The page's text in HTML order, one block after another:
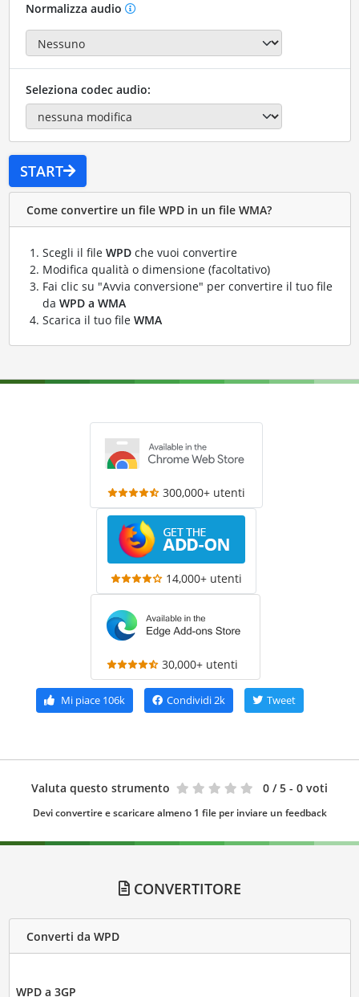
Normalizza audio
Seleziona codec audio:
START
Come convertire un file WPD in un file WMA?
Scegli il file WPDche vuoi convertire
Modifica qualità o dimensione (facoltativo)
Fai clic su "Avvia conversione" per convertire il tuo file
da WPD a WMA
Scarica il tuo file WMA
300,000+ utenti
14,000+ utenti
30,000+ utenti
Mi piace 106k Condividi2k Tweet
Valuta questo strumento 0 / 5 - 0 voti
Devi convertire e scaricare almeno 1 file per inviare un feedback
CONVERTITORE
Converti da WPD
WPD a 3GP